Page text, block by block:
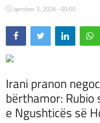
KOSOVA
LAJME NGA BOTA
SHOWBIZ
SHENDETI
JETA
qershor 3, 2026 - 00:00
Irani pranon
bërthamor: Rubio
e Ngushticës së